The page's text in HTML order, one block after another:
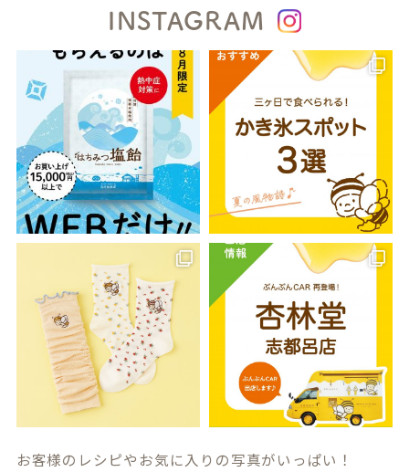
INSTAGRAM
お客様のレシピやお気に入りの写真がいっぱい！